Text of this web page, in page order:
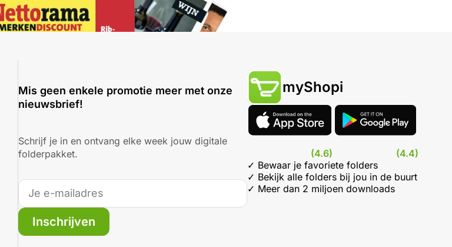
Mis geen enkele promotie meer met onze
nieuwsbrief!
Schrijf je in en ontvang elke week jouw digitale
folderpakket.
Inschrijven
myShopi
(4.6)
(4.4)
✓ Bewaar je favoriete folders
✓ Bekijk alle folders bij jou in de buurt
✓ Meer dan 2 miljoen downloads